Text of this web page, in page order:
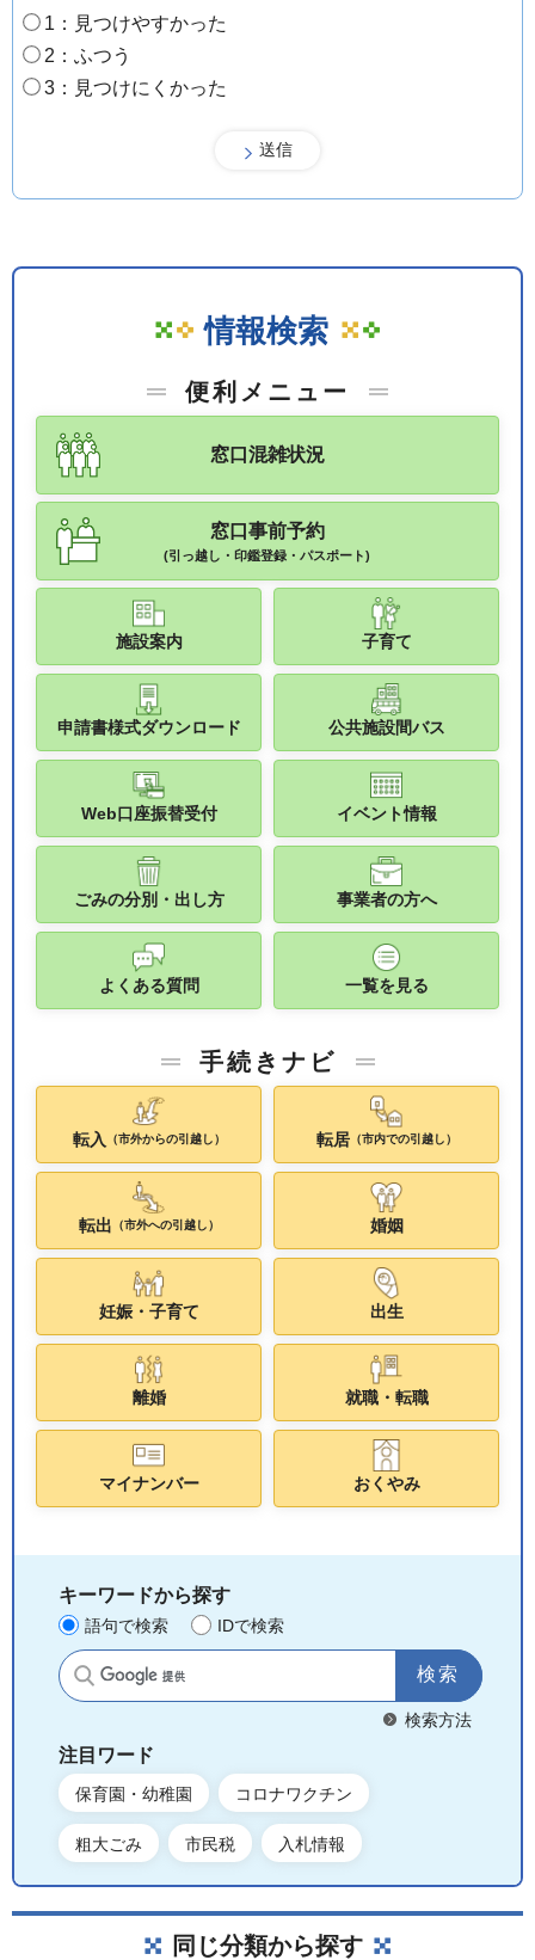
1：見つけやすかった
2：ふつう
3：見つけにくかった
情報検索
便利メニュー
窓口混雑状況
窓口事前予約
(引っ越し・印鑑登録・パスポート)
施設案内 子育て
申請書様式ダウンロード 公共施設間バス
Web口座振替受付 イベント情報
ごみの分別・出し方 事業者の方へ
よくある質問 一覧を見る
手続きナビ
転入 （市外からの引越し） 転居（市内での引越し）
転出 （市外への引越し） 婚姻
妊娠・子育て 出生
離婚 就職・転職
マイナンバー おくやみ
キーワードから探す
語句で検索 IDで検索
サイト内検索
検索方法
注目ワード
保育園・幼稚園 コロナワクチン
粗大ごみ 市民税 入札情報
同じ分類から探す